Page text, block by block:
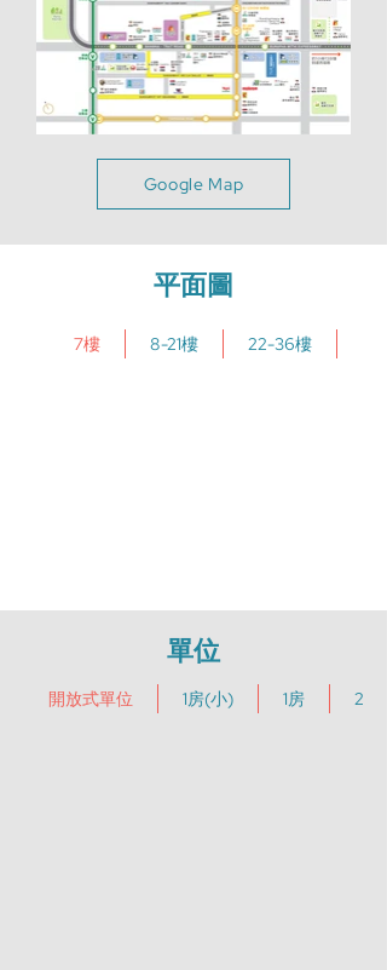
Google Map
平面圖
7樓 8-21樓 22-36樓
單位
開放式單位 1房(小) 1房 2房